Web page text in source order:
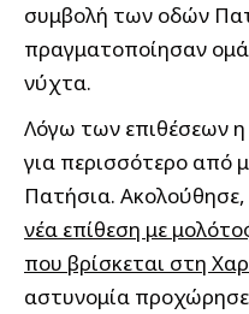
συμβολή των οδών
πραγματοποίησαν
νύχτα.
Λόγω των επιθέσεων η
για περισσότερο από
Πατήσια.
νέα επίθεση με
που βρίσκεται στη
αστυνομία